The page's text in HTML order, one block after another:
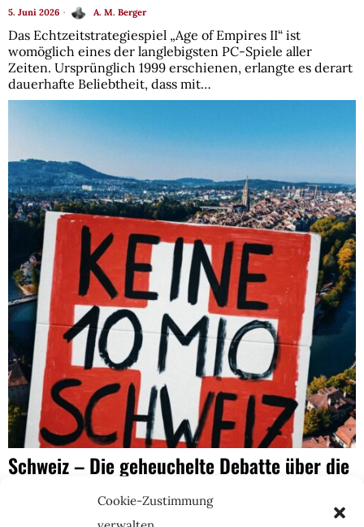
Cookie-Zustimmung
5. Juni 2026 A. M. Berger
Das Echtzeitstrategiespiel „Age of Empires II“ ist
womöglich eines der langlebigsten PC-Spiele aller
Zeiten. Ursprünglich 1999 erschienen, erlangte es derart
dauerhafte Beliebtheit, dass mit…
Schweiz – Die geheuchelte Debatte über die
zehn Millionen
A. M. Berger